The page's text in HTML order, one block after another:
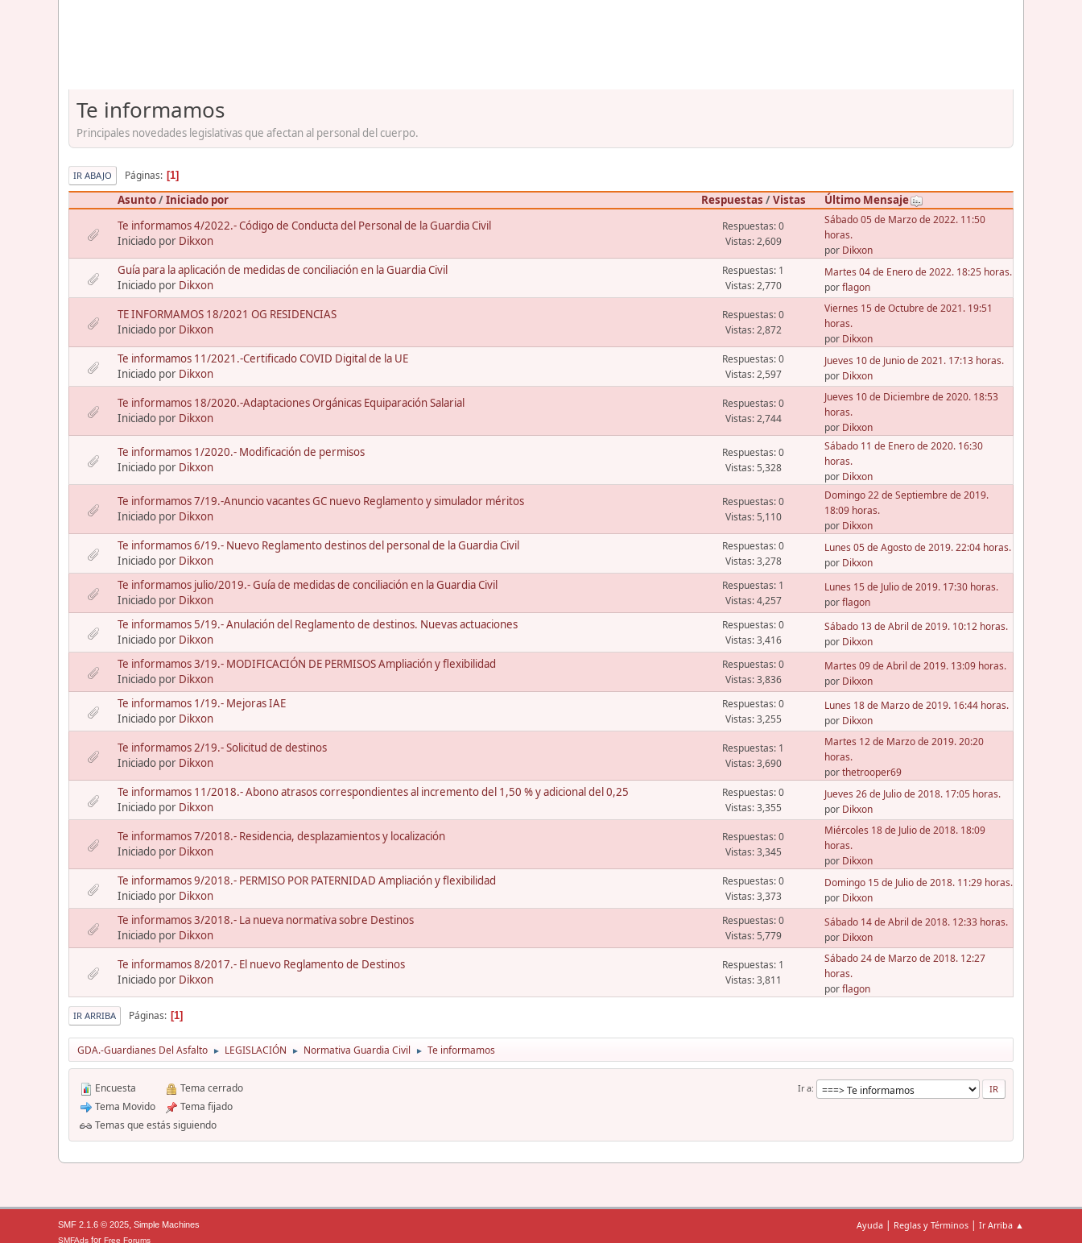
Te informamos
Principales novedades legislativas que afectan al personal del cuerpo.
IR ABAJO Páginas 1
Asunto/Iniciado por Respuestas /Vistas
Último Mensaje
Te informamos 4/2022.- Código de Conducta del Personal de la Guardia Civil
Iniciado por Dikxon
Respuestas: 0
Vistas: 2,609
Sábado 05 de Marzo de 2022. 11:50
horas.
por Dikxon
Guía para la aplicación de medidas de conciliación en la Guardia Civil
Iniciado por Dikxon
Respuestas: 1
Vistas: 2,770
Martes 04 de Enero de 2022. 18:25 horas.
porflagon
TE INFORMAMOS 18/2021 OG RESIDENCIAS
Iniciado por Dikxon
Respuestas: 0
Vistas: 2,872
Viernes 15 de Octubre de 2021. 19:51
horas.
por Dikxon
Te informamos 11/2021.-Certificado COVID Digital de la UE
Iniciado por Dikxon
Respuestas: 0
Vistas: 2,597
Jueves 10 de Junio de 2021. 17:13 horas.
por Dikxon
Te informamos 18/2020.-Adaptaciones Orgánicas Equiparación Salarial
Iniciado por Dikxon
Respuestas: 0
Vistas: 2,744
Jueves 10 de Diciembre de 2020. 18:53
horas.
por Dikxon
Te informamos 1/2020.- Modificación de permisos
Iniciado por Dikxon
Respuestas: 0
Vistas: 5,328
Sábado 11 de Enero de 2020. 16:30
horas.
por Dikxon
Te informamos 7/19.-Anuncio vacantes GC nuevo Reglamento y simulador méritos
Iniciado por Dikxon
Respuestas: 0
Vistas: 5,110
Domingo 22 de Septiembre de 2019.
18:09 horas.
por Dikxon
Te informamos 6/19.- Nuevo Reglamento destinos del personal de la Guardia Civil
Iniciado por Dikxon
Respuestas: 0
Vistas: 3,278
Lunes 05 de Agosto de 2019. 22:04 horas.
por Dikxon
Te informamos julio/2019.- Guía de medidas de conciliación en la Guardia Civil
Iniciado por Dikxon
Respuestas: 1
Vistas: 4,257
Lunes 15 de Julio de 2019. 17:30 horas.
porflagon
Te informamos 5/19.- Anulación del Reglamento de destinos. Nuevas actuaciones
Iniciado por Dikxon
Respuestas: 0
Vistas: 3,416
Sábado 13 de Abril de 2019. 10:12 horas.
por Dikxon
Te informamos 3/19.- MODIFICACIÓN DE PERMISOS Ampliación y flexibilidad
Iniciado por Dikxon
Respuestas: 0
Vistas: 3,836
Martes 09 de Abril de 2019. 13:09 horas.
por Dikxon
Te informamos 1/19.- Mejoras IAE
Iniciado por Dikxon
Respuestas: 0
Vistas: 3,255
Lunes 18 de Marzo de 2019. 16:44 horas.
por Dikxon
Te informamos 2/19.- Solicitud de destinos
Iniciado por Dikxon
Respuestas: 1
Vistas: 3,690
Martes 12 de Marzo de 2019. 20:20
horas.
porthetrooper69
Te informamos 11/2018.- Abono atrasos correspondientes al incremento del 1,50 % y adicional del 0,25
Iniciado por Dikxon
Respuestas: 0
Vistas: 3,355
Jueves 26 de Julio de 2018. 17:05 horas.
por Dikxon
Te informamos 7/2018.- Residencia, desplazamientos y localización
Iniciado por Dikxon
Respuestas: 0
Vistas: 3,345
Miércoles 18 de Julio de 2018. 18:09
horas.
por Dikxon
Te informamos 9/2018.- PERMISO POR PATERNIDAD Ampliación y flexibilidad
Iniciado por Dikxon
Respuestas: 0
Vistas: 3,373
Domingo 15 de Julio de 2018. 11:29 horas.
por Dikxon
Te informamos 3/2018.- La nueva normativa sobre Destinos
Iniciado por Dikxon
Respuestas: 0
Vistas: 5,779
Sábado 14 de Abril de 2018. 12:33 horas.
por Dikxon
Te informamos 8/2017.- El nuevo Reglamento de Destinos
Iniciado por Dikxon
Respuestas: 1
Vistas: 3,811
Sábado 24 de Marzo de 2018. 12:27
horas.
porflagon
IR ARRIBA Páginas 1
GDA.-Guardianes Del Asfalto ► LEGISLACIÓN ► Normativa Guardia Civil ► Te informamos
Ir a
Encuesta
Tema Movido
Tema cerrado
Tema fijado
Temas que estás siguiendo
Ayuda | Reglas y Términos | Ir Arriba ▲
SMF 2.1.6 © 2025, Simple Machines
SMFAds for Free Forums